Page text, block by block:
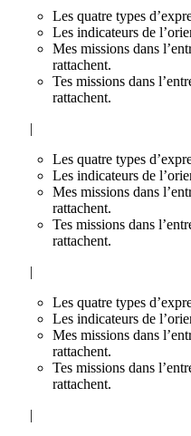
Les quatre types
Les indicateurs de
Mes missions dans
rattachent.
Tes missions dans
rattachent.
|
Les quatre types
Les indicateurs de
Mes missions dans
rattachent.
Tes missions dans
rattachent.
|
Les quatre types
Les indicateurs de
Mes missions dans
rattachent.
Tes missions dans
rattachent.
|